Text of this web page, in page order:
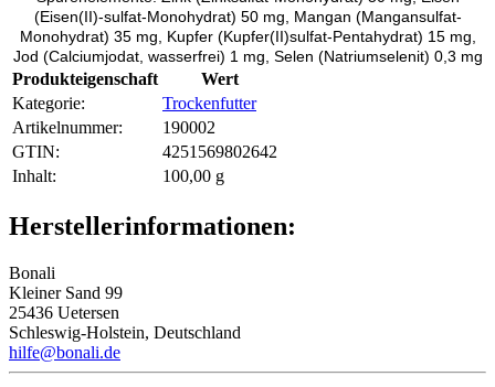
(Eisen(II)-sulfat-Monohydrat) 50 mg, Mangan (Mangansulfat-
Monohydrat) 35 mg, Kupfer (Kupfer(II)sulfat-Pentahydrat) 15 mg,
Jod (Calciumjodat, wasserfrei) 1 mg, Selen (Natriumselenit) 0,3 mg
Produkteigenschaft
Wert
Kategorie:
Trockenfutter
Artikelnummer:
190002
GTIN:
4251569802642
Inhalt‍:
100,00 g
Herstellerinformationen:
Bonali
Kleiner Sand 99
25436 Uetersen
Schleswig-Holstein, Deutschland
hilfe@bonali.de